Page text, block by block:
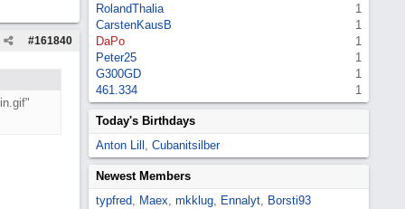
#161840
RolandThalia
1
CarstenKausB
1
DaPo
1
Peter25
1
G300GD
1
461.334
1
Today's Birthdays
Anton Lill , Cubanitsilber
Newest Members
typfred, Maex, mkklug, Ennalyt, Borsti93